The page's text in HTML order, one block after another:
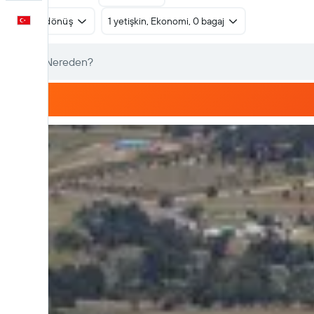
Türkçe
Gidiş dönüş 1 yetişkin, Ekonomi, 0 bagaj